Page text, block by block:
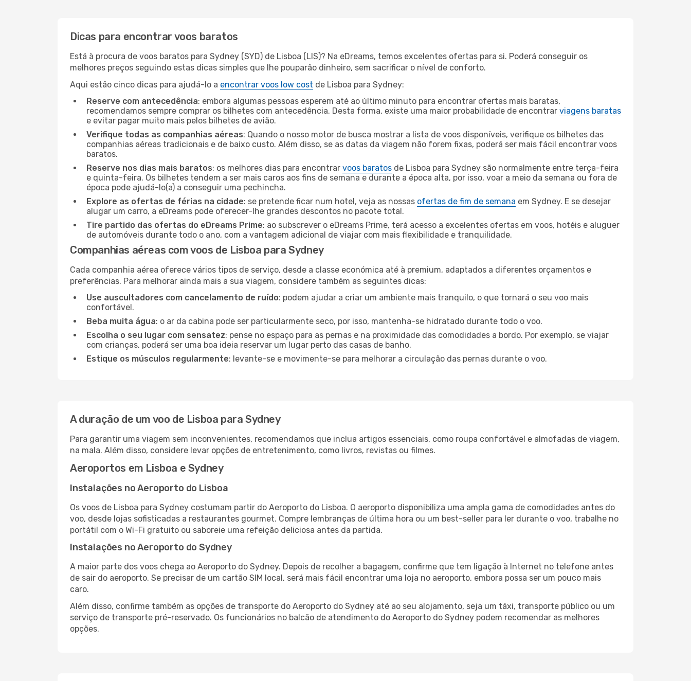
Dicas para encontrar voos baratos
Está à procura de voos baratos para Sydney (SYD) de Lisboa (LIS)? Na eDreams, temos excelentes ofertas para si. Poderá conseguir os
melhores preços seguindo estas dicas simples que lhe pouparão dinheiro, sem sacrificar o nível de conforto.
Aqui estão cinco dicas para ajudá-lo a encontrar voos low cost de Lisboa para Sydney:
Reserve com antecedência: embora algumas pessoas esperem até ao último minuto para encontrar ofertas mais baratas,
recomendamos sempre comprar os bilhetes com antecedência. Desta forma, existe uma maior probabilidade de encontrar viagens baratas
e evitar pagar muito mais pelos bilhetes de avião.
Verifique todas as companhias aéreas: Quando o nosso motor de busca mostrar a lista de voos disponíveis, verifique os bilhetes das
companhias aéreas tradicionais e de baixo custo. Além disso, se as datas da viagem não forem fixas, poderá ser mais fácil encontrar voos
baratos.
Reserve nos dias mais baratos: os melhores dias para encontrar voos baratos de Lisboa para Sydney são normalmente entre terça-feira
e quinta-feira. Os bilhetes tendem a ser mais caros aos fins de semana e durante a época alta, por isso, voar a meio da semana ou fora de
época pode ajudá-lo(a) a conseguir uma pechincha.
Explore as ofertas de férias na cidade: se pretende ficar num hotel, veja as nossas ofertas de fim de semana em Sydney. E se desejar
alugar um carro, a eDreams pode oferecer-lhe grandes descontos no pacote total.
Tire partido das ofertas do eDreams Prime: ao subscrever o eDreams Prime, terá acesso a excelentes ofertas em voos, hotéis e aluguer
de automóveis durante todo o ano, com a vantagem adicional de viajar com mais flexibilidade e tranquilidade.
Companhias aéreas com voos de Lisboa para Sydney
Cada companhia aérea oferece vários tipos de serviço, desde a classe económica até à premium, adaptados a diferentes orçamentos e
preferências. Para melhorar ainda mais a sua viagem, considere também as seguintes dicas:
Use auscultadores com cancelamento de ruído: podem ajudar a criar um ambiente mais tranquilo, o que tornará o seu voo mais
confortável.
Beba muita água: o ar da cabina pode ser particularmente seco, por isso, mantenha-se hidratado durante todo o voo.
Escolha o seu lugar com sensatez: pense no espaço para as pernas e na proximidade das comodidades a bordo. Por exemplo, se viajar
com crianças, poderá ser uma boa ideia reservar um lugar perto das casas de banho.
Estique os músculos regularmente: levante-se e movimente-se para melhorar a circulação das pernas durante o voo.
A duração de um voo de Lisboa para Sydney
Para garantir uma viagem sem inconvenientes, recomendamos que inclua artigos essenciais, como roupa confortável e almofadas de viagem,
na mala. Além disso, considere levar opções de entretenimento, como livros, revistas ou filmes.
Aeroportos em Lisboa e Sydney
Instalações no Aeroporto do Lisboa
Os voos de Lisboa para Sydney costumam partir do Aeroporto do Lisboa. O aeroporto disponibiliza uma ampla gama de comodidades antes do
voo, desde lojas sofisticadas a restaurantes gourmet. Compre lembranças de última hora ou um best-seller para ler durante o voo, trabalhe no
portátil com o Wi-Fi gratuito ou saboreie uma refeição deliciosa antes da partida.
Instalações no Aeroporto do Sydney
A maior parte dos voos chega ao Aeroporto do Sydney. Depois de recolher a bagagem, confirme que tem ligação à Internet no telefone antes
de sair do aeroporto. Se precisar de um cartão SIM local, será mais fácil encontrar uma loja no aeroporto, embora possa ser um pouco mais
caro.
Além disso, confirme também as opções de transporte do Aeroporto do Sydney até ao seu alojamento, seja um táxi, transporte público ou um
serviço de transporte pré-reservado. Os funcionários no balcão de atendimento do Aeroporto do Sydney podem recomendar as melhores
opções.